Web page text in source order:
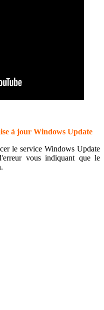
à jour Windows Update
le service Windows Update
vous indiquant que le